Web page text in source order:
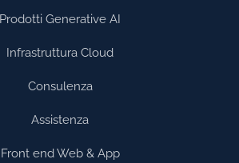
Prodotti Generative AI
Infrastruttura Cloud
Consulenza
Assistenza
Front end Web & App